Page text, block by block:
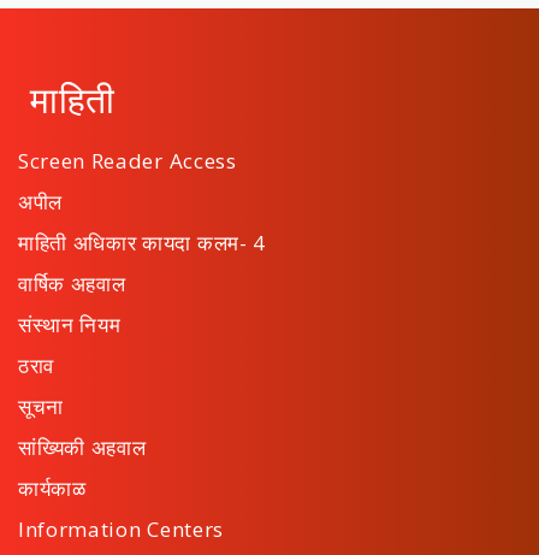
माहिती
Screen Reader Access
अपील
माहिती अधिकार कायदा कलम- 4
वार्षिक अहवाल
संस्थान नियम
ठराव
सूचना
सांख्यिकी अहवाल
कार्यकाळ
Information Centers